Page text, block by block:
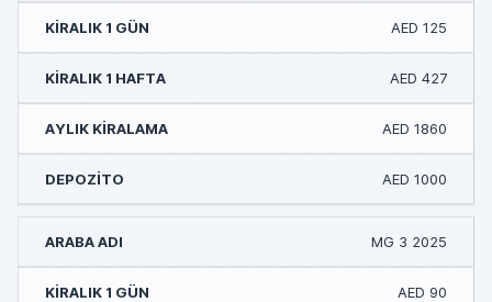
AED 125
AED 427
AED 1860
AED 1000
MG 3 2025
AED 90